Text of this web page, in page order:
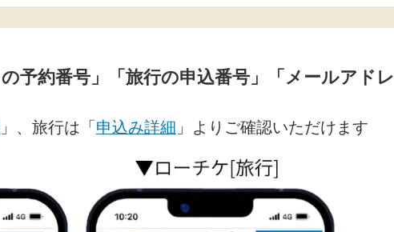
予約番号」「旅行の申込番号」「メールアドレ
」、旅行は「申込み詳細 」よりご確認いただけます